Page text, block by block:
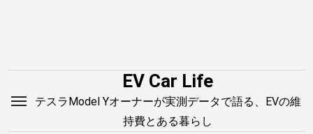
EV Car Life
テスラModel Yオーナーが実測データで語る、EVの維
持費とある暮らし